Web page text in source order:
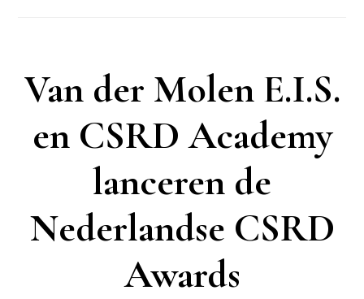
Van der Molen E.I.S.
en CSRD Academy
lanceren de
Nederlandse CSRD
Awards